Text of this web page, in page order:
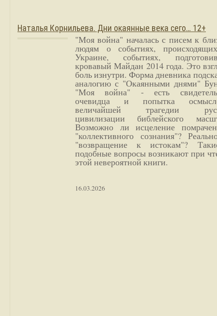
Наталья Корнильева. Дни окаянные века сего… 12+
"Моя война" началась с писем к
людям о событиях,
Украине, событиях,
кровавый Майдан 2014 года. Это
боль изнутри. Форма дневника
аналогию с "Окаянными днями"
"Моя война" - есть
очевидца и попытка
величайшей трагедии
цивилизации библейского
Возможно ли исцеление
"коллективного сознания"?
"возвращение к истокам"?
подобные вопросы возникают при
этой невероятной книги.
16.03.2026